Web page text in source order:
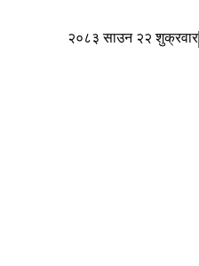
२०८३ साउन २२ शुक्रवार